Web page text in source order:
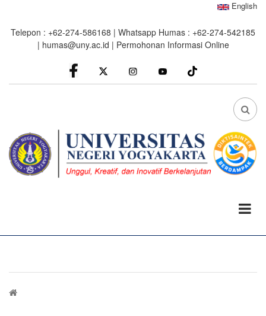
main
English
Telepon : +62-274-586168 | Whatsapp Humas : +62-274-542185
| humas@uny.ac.id | Permohonan Informasi Online
facebook
Instagram youtube
FA
Breadcrumb